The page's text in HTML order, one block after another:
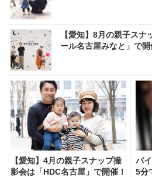
【愛知】8月の親子ス
ール名古屋みなと」で開
【愛知】4月の親子スナップ撮
影会は「HDC名古屋」で開催！
バ
5分